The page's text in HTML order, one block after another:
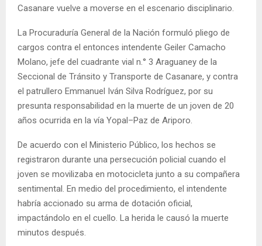
Casanare vuelve a moverse en el escenario disciplinario.
La Procuraduría General de la Nación formuló pliego de
cargos contra el entonces intendente Geiler Camacho
Molano, jefe del cuadrante vial n.° 3 Araguaney de la
Seccional de Tránsito y Transporte de Casanare, y contra
el patrullero Emmanuel Iván Silva Rodríguez, por su
presunta responsabilidad en la muerte de un joven de 20
años ocurrida en la vía Yopal–Paz de Ariporo.
De acuerdo con el Ministerio Público, los hechos se
registraron durante una persecución policial cuando el
joven se movilizaba en motocicleta junto a su compañera
sentimental. En medio del procedimiento, el intendente
habría accionado su arma de dotación oficial,
impactándolo en el cuello. La herida le causó la muerte
minutos después.